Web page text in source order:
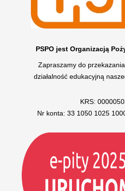
PSPO jest Organizacją
Zapraszamy do
działalność edukacyjną
KRS:
Nr konta: 33 1050 1025